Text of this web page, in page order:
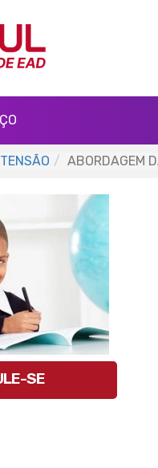
ABORDAGEM
SE